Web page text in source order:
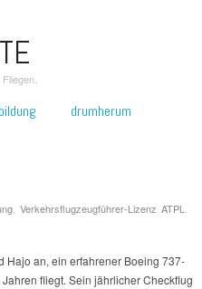
drumherum
Verkehrsflugzeugführer-Lizenz ATPL
Hajo an, ein erfahrener Boeing 737-
fliegt. Sein jährlicher Checkflug